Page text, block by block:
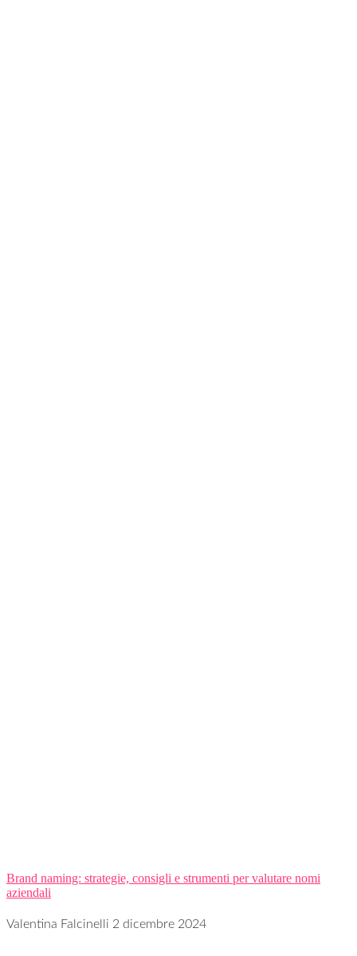
Brand naming: strategie, consigli e strumenti per valutare nomi
aziendali
Valentina Falcinelli 2 dicembre 2024